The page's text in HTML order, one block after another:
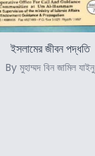
ইসলামের জীবন পদ্ধতি
By মুহাম্মদ বিন জামিল যাইনু